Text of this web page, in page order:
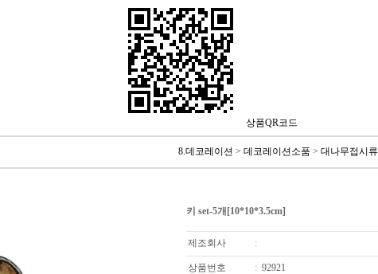
상품QR코드
8.데코레이션 > 데코레이션소품 > 대나무접시류
키 set-5개[10*10*3.5cm]
제조회사 :
상품번호 : 92921